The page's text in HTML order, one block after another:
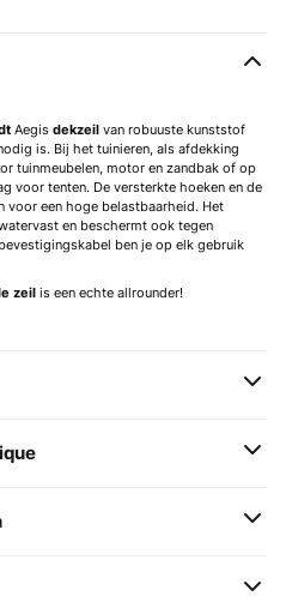
Aegis dekzeil van robuuste kunststof
is. Bij het tuinieren, als afdekking
tuinmeubelen, motor en zandbak of op
voor tenten. De versterkte hoeken en de
voor een hoge belastbaarheid. Het
en beschermt ook tegen
ben je op elk gebruik
zeil is een echte allrounder!